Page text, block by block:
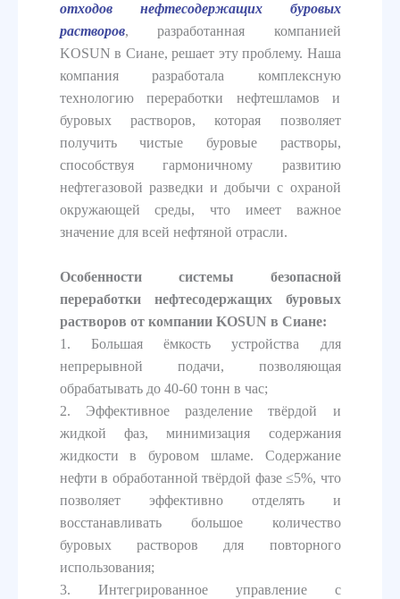
отходов нефтесодержащих буровых
растворов, разработанная компанией
KOSUN в Сиане, решает эту проблему. Наша
компания разработала комплексную
технологию переработки нефтешламов и
буровых растворов, которая позволяет
получить чистые буровые растворы,
способствуя гармоничному развитию
нефтегазовой разведки и добычи с охраной
окружающей среды, что имеет важное
значение для всей нефтяной отрасли.
Особенности системы безопасной
переработки нефтесодержащих буровых
растворов от компании KOSUN в Сиане:
1. Большая ёмкость устройства для
непрерывной подачи, позволяющая
обрабатывать до 40-60 тонн в час;
2. Эффективное разделение твёрдой и
жидкой фаз, минимизация содержания
жидкости в буровом шламе. Содержание
нефти в обработанной твёрдой фазе ≤5%, что
позволяет эффективно отделять и
восстанавливать большое количество
буровых растворов для повторного
использования;
3. Интегрированное управление с